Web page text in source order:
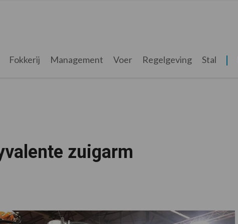
Fokkerij Management Voer Regelgeving Stal
zuigarm